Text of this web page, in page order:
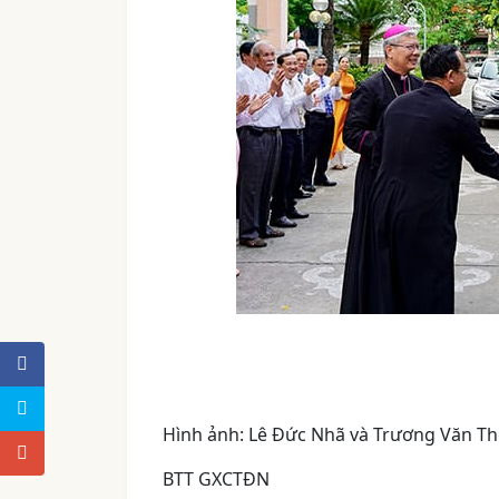
Hình ảnh: Lê Đức Nhã và Trương Văn
BTT GXCTĐN